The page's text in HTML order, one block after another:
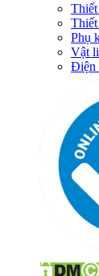
Phụ
Vật
Điện